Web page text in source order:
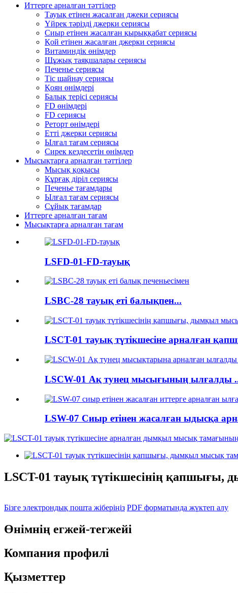
Иттерге арналған тәттілер
Тауық етінен жасалған джеки сериясы
Үйрек тәрізді джерки сериясы
Сиыр етінен жасалған қырыққабат сериясы
Қой етінен жасалған джерки сериясы
Витаминдік өнімдер
Шұжық таяқшалары сериясы
Печенье сериясы
Тіс шайнау сериясы
Қоян өнімдері
Балық терісі сериясы
FD өнімдері
FD сериясы
Реторт өнімдері
Етті джерки сериясы
Ылғал тағам сериясы
Сирек кездесетін өнімдер
Мысықтарға арналған тәттілер
Мысық қоқысы
Құрғақ діріл сериясы
Печенье тағамдары
Ылғал тағам сериясы
Сұйық тағамдар
Иттерге арналған тағам
Мысықтарға арналған тағам
LSFD-01-FD-тауық
LSBC-28 тауық еті балықпен...
LSCT-01 тауық түтікшесіне арналған
LSCW-01 Ақ тунец мысығының ылғалды
LSW-07 Сиыр етінен жасалған ыдысқа
LSCT-01 тауық түтікшесінің
Бізге электрондық пошта жіберіңіз PDF форматында жүктеп алу
Өнімнің егжей-тегжейі
Компания профилі
Қызметтер